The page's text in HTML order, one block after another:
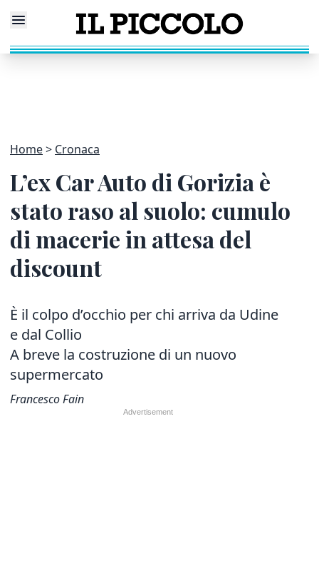
Home Cronaca
L’ex Car Auto di Gorizia è
stato raso al suolo: cumulo
di macerie in attesa del
discount
È il colpo d’occhio per chi arriva da Udine
e dal Collio
A breve la costruzione di un nuovo
supermercato
Francesco Fain